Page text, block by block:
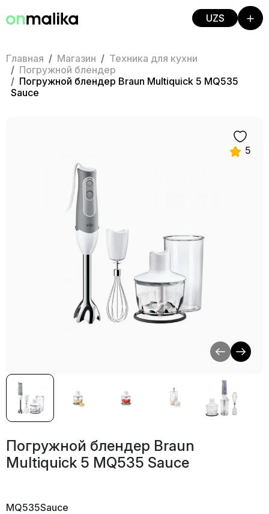
UZS
Главная Магазин
Техника для кухни
Погружной блендер
Погружной блендер Braun Multiquick 5 MQ535
Sauce
5
Погружной блендер Braun
Multiquick 5 MQ535 Sauce
MQ535Sauce